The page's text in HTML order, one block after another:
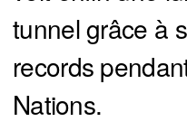
tunnel grâce à
records
Nations.